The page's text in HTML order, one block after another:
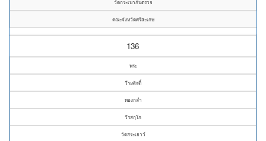
วัดกระเบากันตรวจ
คณะจังหวัดศรีสะเกษ
136
พระ
วีระศักดิ์
ทองกล่ำ
วีรสกฺโก
วัดสระเยาว์